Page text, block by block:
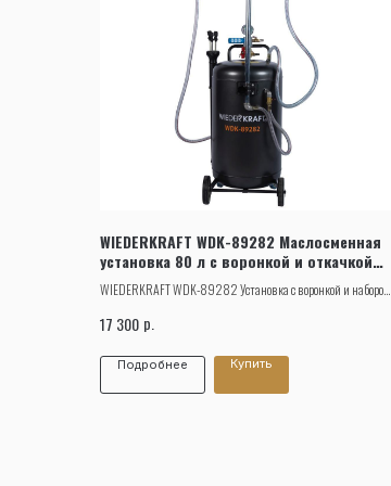
WIEDERKRAFT WDK-89282 Маслосменная
установка 80 л c воронкой и откачкой
через щуп
WIEDERKRAFT WDK-89282 Установка с воронкой и набором
позволяет собрать отработанное масло с двигателей, коробок
вытяжной системы.
17 300 р.
Подробнее Купить